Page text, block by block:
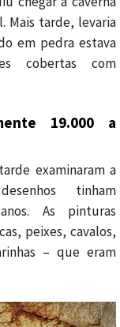
Mais tarde, levaria
em pedra estava
cobertas com
19.000 a
examinaram a
tinham
As pinturas
peixes, cavalos,
– que eram